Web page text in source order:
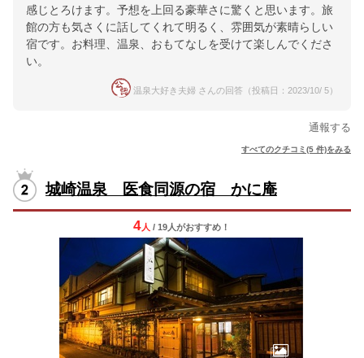
感じとろけます。予想を上回る豪華さに驚くと思います。旅
館の方も気さくに話してくれて明るく、雰囲気が素晴らしい
宿です。お料理、温泉、おもてなしを受けて楽しんでくださ
い。
温泉大好き夫婦 さんの回答（投稿日：2023/10/ 5）
通報する
すべてのクチコミ(5 件)をみる
城崎温泉 医食同源の宿 かに庵
4人 / 19人がおすすめ！